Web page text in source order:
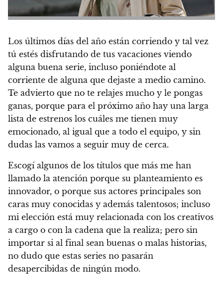
Los últimos días del año están corriendo y tal vez
tú estés disfrutando de tus vacaciones viendo
alguna buena serie, incluso poniéndote al
corriente de alguna que dejaste a medio camino.
Te advierto que no te relajes mucho y le pongas
ganas, porque para el próximo año hay una larga
lista de estrenos los cuáles me tienen muy
emocionado, al igual que a todo el equipo, y sin
dudas las vamos a seguir muy de cerca.
Escogí algunos de los títulos que más me han
llamado la atención porque su planteamiento es
innovador, o porque sus actores principales son
caras muy conocidas y además talentosos; incluso
mi elección está muy relacionada con los creativos
a cargo o con la cadena que la realiza; pero sin
importar si al final sean buenas o malas historias,
no dudo que estas series no pasarán
desapercibidas de ningún modo.